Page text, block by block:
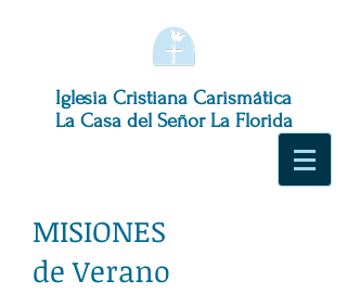
Iglesia Cristiana Carismática
La Casa del Señor La Florida
MISIONES
de Verano